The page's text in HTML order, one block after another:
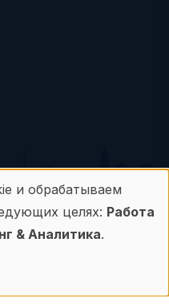
с данного
и обрабатываем
целях: Работа
& Аналитика.